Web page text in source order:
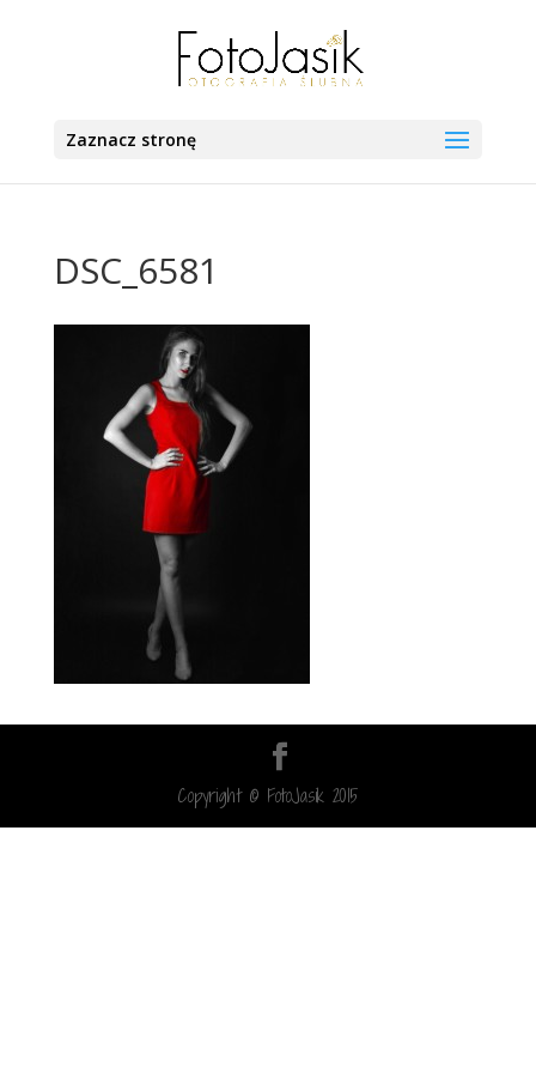
Zaznacz stronę
DSC_6581
Copyright © FotoJasik 2015